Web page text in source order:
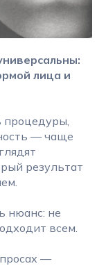
лица и
процедуры,
— чаще
результат
нюанс: не
всем.
—